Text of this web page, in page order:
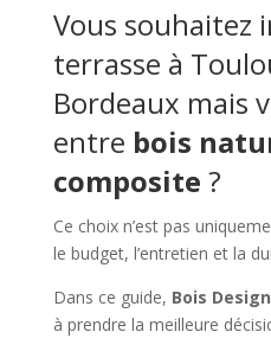
Vous souhaitez
terrasse à
Bordeaux mais
entre bois
composite ?
Ce choix n’est pas
le budget, l’entretien et la
Dans ce guide, Bois
à prendre la meilleure